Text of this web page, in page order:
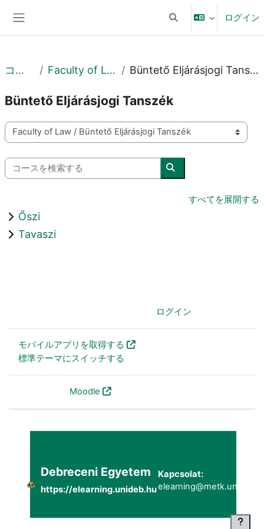
検索入力に切り替える
ログイン
コース Faculty of Law Büntető Eljárásjogi Tanszék
Büntető Eljárásjogi Tanszék
コースカテゴリ
コースを検索する
コースを検索する
すべてを展開する
Őszi
Tavaszi
ログイン
モバイルアプリを取得する
標準テーマにスイッチする
Moodle
Debreceni Egyetem
https://elearning.unideb.hu
Kapcsolat: